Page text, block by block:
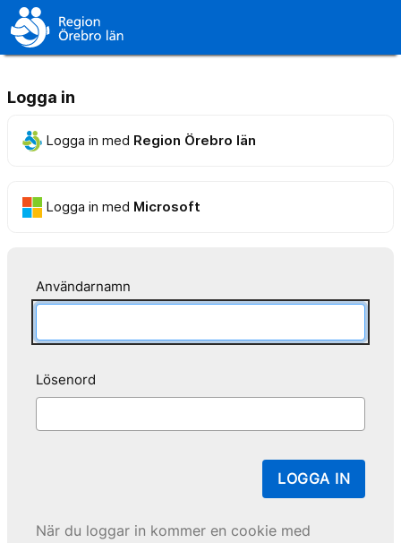
Logga in
Logga in med Region Örebro län
Logga in med Microsoft
Användarnamn
Lösenord
LOGGA IN
När du loggar in kommer en cookie med